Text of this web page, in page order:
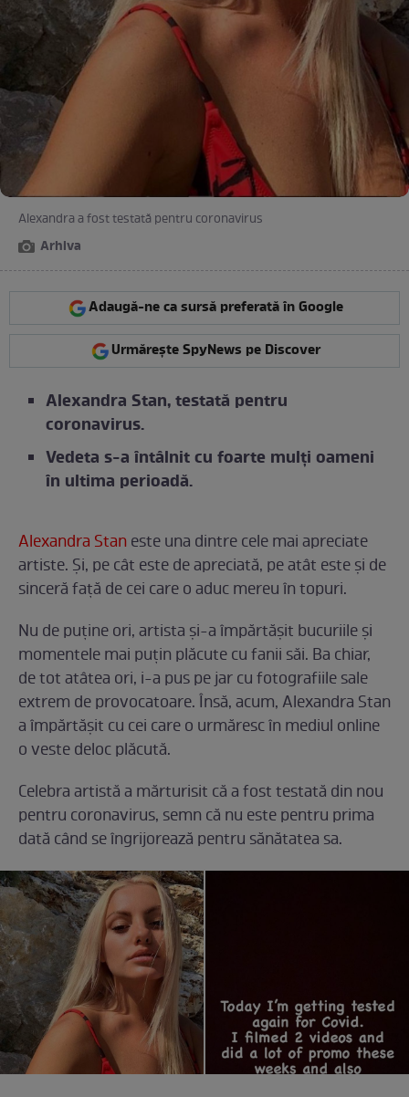
Alexandra a fost testată pentru coronavirus
Arhiva
Adaugă-ne ca sursă preferată în Google
Urmărește SpyNews pe Discover
Alexandra Stan, testată pentru
coronavirus.
Vedeta s-a întâlnit cu foarte mulți oameni
în ultima perioadă.
Alexandra Staneste una dintre cele mai apreciate
artiste. Și, pe cât este de apreciată, pe atât este și de
sinceră față de cei care o aduc mereu în topuri.
Nu de puține ori, artista și-a împărtășit bucuriile și
momentele mai puțin plăcute cu fanii săi. Ba chiar,
de tot atâtea ori, i-a pus pe jar cu fotografiile sale
extrem de provocatoare. Însă, acum, Alexandra Stan
a împărtășit cu cei care o urmăresc în mediul online
o veste deloc plăcută.
Celebra artistă a mărturisit că a fost testată din nou
pentru coronavirus, semn că nu este pentru prima
dată când se îngrijorează pentru sănătatea sa.